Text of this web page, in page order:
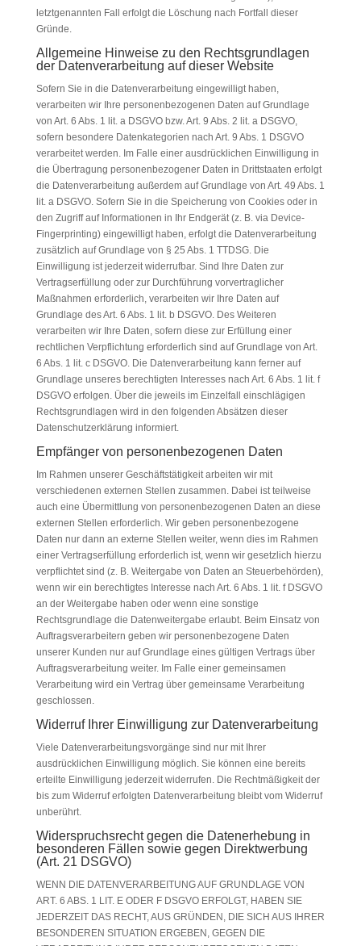
letztgenannten Fall erfolgt die Löschung nach Fortfall dieser
Gründe.
Allgemeine Hinweise zu den Rechtsgrundlagen
der Datenverarbeitung auf dieser Website
Sofern Sie in die Datenverarbeitung eingewilligt haben,
verarbeiten wir Ihre personenbezogenen Daten auf Grundlage
von Art. 6 Abs. 1 lit. a DSGVO bzw. Art. 9 Abs. 2 lit. a DSGVO,
sofern besondere Datenkategorien nach Art. 9 Abs. 1 DSGVO
verarbeitet werden. Im Falle einer ausdrücklichen Einwilligung in
die Übertragung personenbezogener Daten in Drittstaaten erfolgt
die Datenverarbeitung außerdem auf Grundlage von Art. 49 Abs. 1
lit. a DSGVO. Sofern Sie in die Speicherung von Cookies oder in
den Zugriff auf Informationen in Ihr Endgerät (z. B. via Device-
Fingerprinting) eingewilligt haben, erfolgt die Datenverarbeitung
zusätzlich auf Grundlage von § 25 Abs. 1 TTDSG. Die
Einwilligung ist jederzeit widerrufbar. Sind Ihre Daten zur
Vertragserfüllung oder zur Durchführung vorvertraglicher
Maßnahmen erforderlich, verarbeiten wir Ihre Daten auf
Grundlage des Art. 6 Abs. 1 lit. b DSGVO. Des Weiteren
verarbeiten wir Ihre Daten, sofern diese zur Erfüllung einer
rechtlichen Verpflichtung erforderlich sind auf Grundlage von Art.
6 Abs. 1 lit. c DSGVO. Die Datenverarbeitung kann ferner auf
Grundlage unseres berechtigten Interesses nach Art. 6 Abs. 1 lit. f
DSGVO erfolgen. Über die jeweils im Einzelfall einschlägigen
Rechtsgrundlagen wird in den folgenden Absätzen dieser
Datenschutzerklärung informiert.
Empfänger von personenbezogenen Daten
Im Rahmen unserer Geschäftstätigkeit arbeiten wir mit
verschiedenen externen Stellen zusammen. Dabei ist teilweise
auch eine Übermittlung von personenbezogenen Daten an diese
externen Stellen erforderlich. Wir geben personenbezogene
Daten nur dann an externe Stellen weiter, wenn dies im Rahmen
einer Vertragserfüllung erforderlich ist, wenn wir gesetzlich hierzu
verpflichtet sind (z. B. Weitergabe von Daten an Steuerbehörden),
wenn wir ein berechtigtes Interesse nach Art. 6 Abs. 1 lit. f DSGVO
an der Weitergabe haben oder wenn eine sonstige
Rechtsgrundlage die Datenweitergabe erlaubt. Beim Einsatz von
Auftragsverarbeitern geben wir personenbezogene Daten
unserer Kunden nur auf Grundlage eines gültigen Vertrags über
Auftragsverarbeitung weiter. Im Falle einer gemeinsamen
Verarbeitung wird ein Vertrag über gemeinsame Verarbeitung
geschlossen.
Widerruf Ihrer Einwilligung zur Datenverarbeitung
Viele Datenverarbeitungsvorgänge sind nur mit Ihrer
ausdrücklichen Einwilligung möglich. Sie können eine bereits
erteilte Einwilligung jederzeit widerrufen. Die Rechtmäßigkeit der
bis zum Widerruf erfolgten Datenverarbeitung bleibt vom Widerruf
unberührt.
Widerspruchsrecht gegen die Datenerhebung in
besonderen Fällen sowie gegen Direktwerbung
(Art. 21 DSGVO)
WENN DIE DATENVERARBEITUNG AUF GRUNDLAGE VON
ART. 6 ABS. 1 LIT. E ODER F DSGVO ERFOLGT, HABEN SIE
JEDERZEIT DAS RECHT, AUS GRÜNDEN, DIE SICH AUS IHRER
BESONDEREN SITUATION ERGEBEN, GEGEN DIE